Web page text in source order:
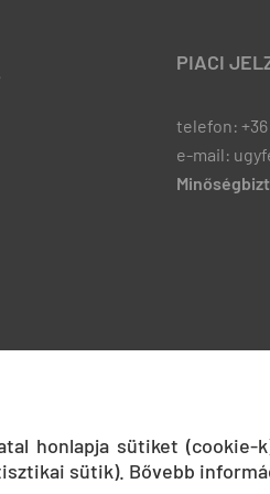
PIACI
telefon: +36
e-mail:
honlapja sütiket
sütik). Bővebb